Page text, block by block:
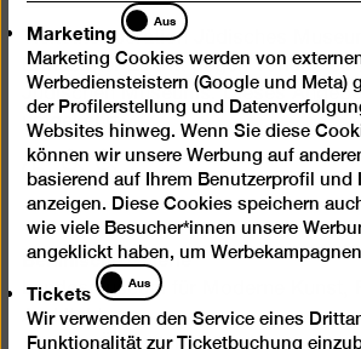
Ticketkooperation Jüdisches
Ermäßigter Eintritt gegen Vorlage
Jüdischen Museums. Dieses
umgekehrt.
mit
eingeschränkter
Mobilität
mit
eingeschränkter
Mobilität
(P)
mit
eingeschränkter
Mobilität
(WC)
Berlinische Galerie
Landesmuseum für Moderne Kunst,
Architektur
Stiftung Öffentlichen Rechts
Marketing
Marketing
Aus
Marketing Cookies werden von
Werbediensteistern (Google und Meta)
der Profilerstellung und
Websites hinweg. Wenn Sie diese
können wir unsere Werbung auf
basierend auf Ihrem Benutzerprofil und
anzeigen. Diese Cookies speichern
wie viele Besucher*innen unsere
angeklickt haben, um
Tickets
Tickets
Aus
Wir verwenden den Service eines
Funktionalität zur Ticketbuchung